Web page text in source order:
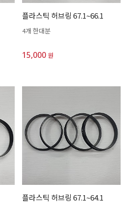
플라스틱 허브링 67.1~66.1
4개 한대분
15,000 원
플라스틱 허브링 67.1~64.1